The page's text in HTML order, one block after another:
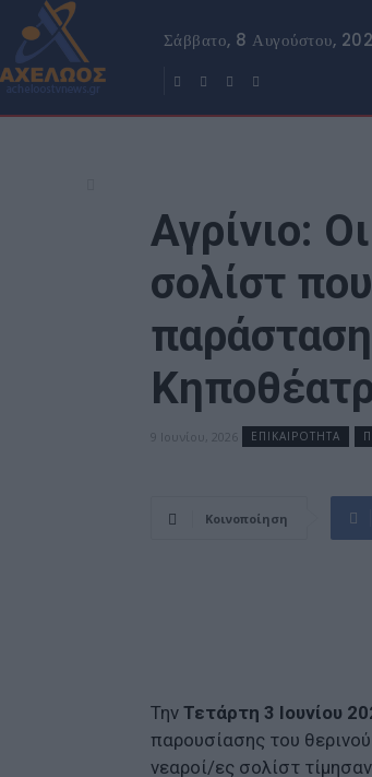
Σάββατο, 8 Αυγούστου,
Αγρίνιο:
σολίστ
9 Ιουνίου, 2026 ΕΠΙΚΑΙΡΟΤΗΤΑ
Κοινοποίηση
Την Τετάρτη 3 Ιουνίου
παρουσίασης του
νεαροί/ες σολίστ